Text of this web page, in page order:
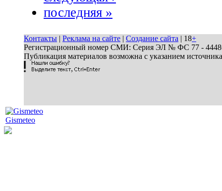
последняя »
Контакты | Реклама на сайте | Создание сайта | 18+
Регистрационный номер СМИ: Серия ЭЛ № ФС 77 - 44486
Публикация материалов возможна с указанием
Gismeteo